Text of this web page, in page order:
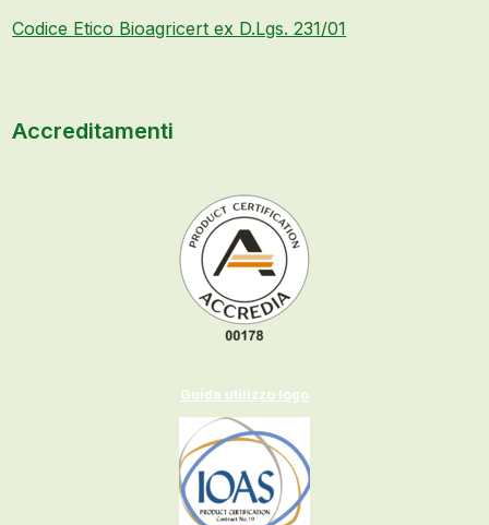
Codice Etico Bioagricert ex D.Lgs. 231/01
Accreditamenti
Guida utilizzo logo